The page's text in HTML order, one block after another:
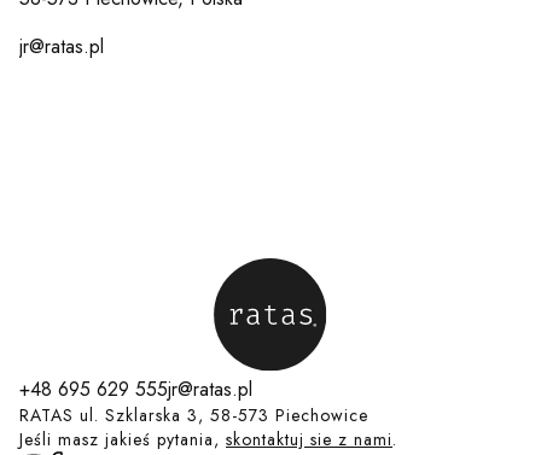
jr@ratas.pl
+48 695 629 555jr@ratas.pl
RATAS ul. Szklarska 3, 58-573 Piechowice
Jeśli masz jakieś pytania, skontaktuj sie z nami.